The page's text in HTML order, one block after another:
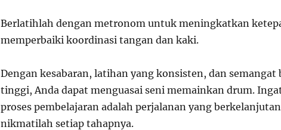
Berlatihlah dengan metronom untuk meningkatkan
memperbaiki koordinasi tangan dan kaki.
Dengan kesabaran, latihan yang konsisten, dan semangat
tinggi, Anda dapat menguasai seni memainkan drum.
proses pembelajaran adalah perjalanan yang
nikmatilah setiap tahapnya.